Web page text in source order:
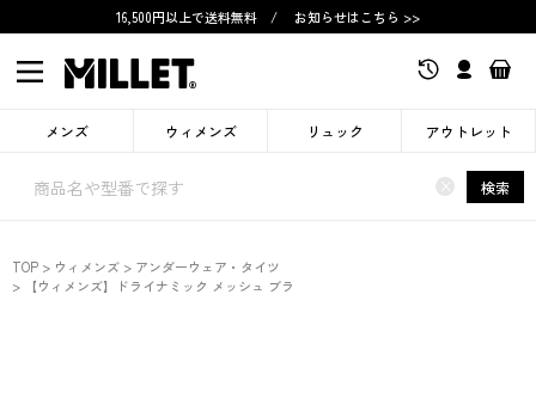
16,500円以上で送料無料 / お知らせはこちら >>
メンズ ウィメンズ リュック アウトレット
× 検索
TOP ウィメンズ
アンダーウェア・タイツ
【ウィメンズ】ドライナミック メッシュ ブラ